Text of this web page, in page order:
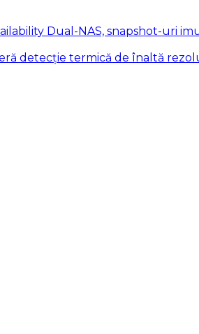
Dual-NAS, snapshot-uri
detecție termică de înaltă